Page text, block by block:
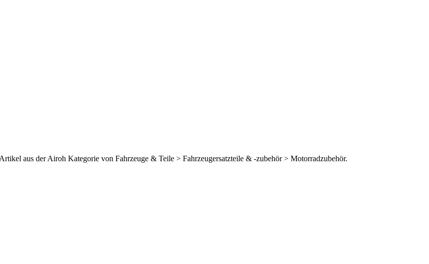
aus der Airoh Kategorie von Fahrzeuge & Teile > Fahrzeugersatzteile & -zubehör > Motorradzubehör.